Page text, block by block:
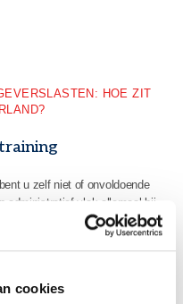
cookies
HOE ZIT
u zelf niet of onvoldoende
administratief vlak allemaal bij
u beter zicht krijgt op de
belastingen, sociale zekerheid,